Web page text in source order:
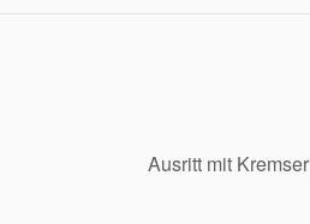
Ausritt mit Kremser